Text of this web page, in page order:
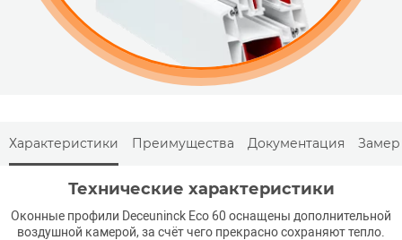
Характеристики Преимущества Документация Замер
Технические характеристики
Оконные профили Deceuninck Eco 60 оснащены дополнительной
воздушной камерой, за счёт чего прекрасно сохраняют тепло.